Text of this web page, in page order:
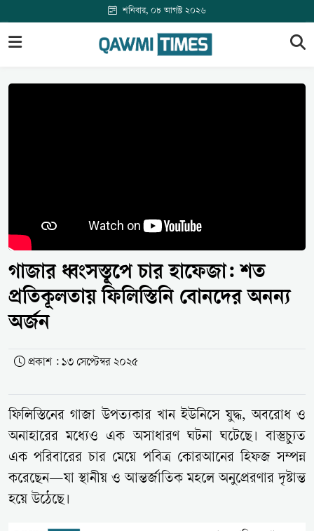
শনিবার, ০৮ আগস্ট ২০২৬
গাজার ধ্বংসস্তূপে চার হাফেজা: শত
প্রতিকূলতায় ফিলিস্তিনি বোনদের অনন্য
অর্জন
প্রকাশ : ১৩ সেপ্টেম্বর ২০২৫
ফিলিস্তিনের গাজা উপত্যকার খান ইউনিসে যুদ্ধ, অবরোধ ও
অনাহারের মধ্যেও এক অসাধারণ ঘটনা ঘটেছে। বাস্তুচ্যুত
এক পরিবারের চার মেয়ে পবিত্র কোরআনের হিফজ সম্পন্ন
করেছেন—যা স্থানীয় ও আন্তর্জাতিক মহলে অনুপ্রেরণার দৃষ্টান্ত
হয়ে উঠেছে।